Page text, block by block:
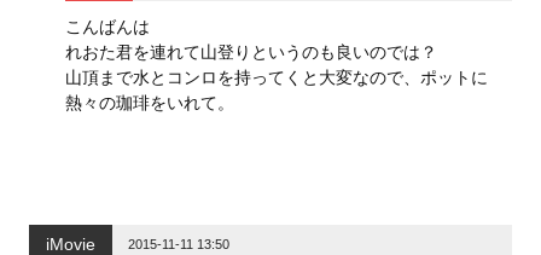
こんばんは
れおた君を連れて山登りというのも良いのでは？
山頂まで水とコンロを持ってくと大変なので、ポットに
熱々の珈琲をいれて。
iMovie 2015-11-11 13:50